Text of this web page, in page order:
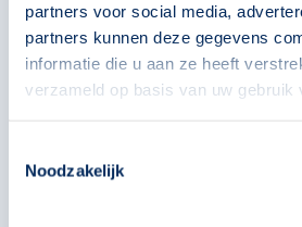
partners voor social media,
partners kunnen deze gegevens
informatie die u aan ze heeft
verzameld op basis van uw gebruik
Noodzakelijk